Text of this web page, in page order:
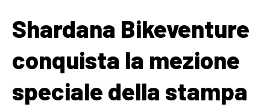
Shardana Bikeventure
conquista la mezione
speciale della stampa